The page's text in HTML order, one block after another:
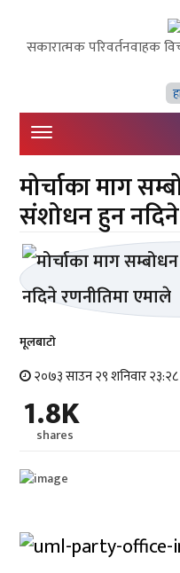
सकारात्मक परिवर्तनवाहक
मोर्चाका माग
संशोधन हुन
मूलबाटाे
२०७३ साउन २९ शनिवार २३:२८
1.8K
shares